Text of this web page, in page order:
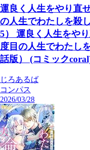
運良く人生をやり直
の人生でわたしを殺
5） 運良く人生をや
度目の人生でわたし
話版） (コミック
じろあるば
コンパス
2026/03/28